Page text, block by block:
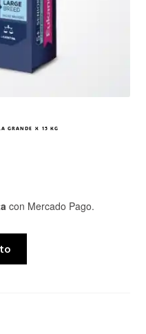
GRANDE X 15 KG
con Mercado Pago.